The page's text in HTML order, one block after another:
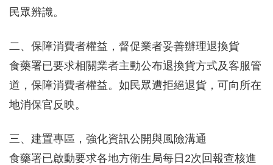
民眾辨識。
二、保障消費者權益，督促業者妥善辦理退換貨
食藥署已要求相關業者主動公布退換貨方式及客服管
道，保障消費者權益。如民眾遭拒絕退貨，可向所在
地消保官反映。
三、建置專區，強化資訊公開與風險溝通
食藥署已啟動要求各地方衛生局每日2次回報查核進